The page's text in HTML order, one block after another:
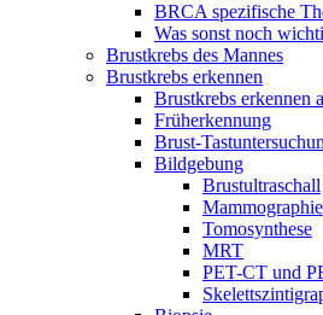
BRCA spezifische
Was sonst noch
Brustkrebs des Mannes
Brustkrebs erkennen
Brustkrebs erkennen
Früherkennung
Brust-
Bildgebung
Brustultraschall
Mammographie
Tomosynthese
MRT
PET-CT und